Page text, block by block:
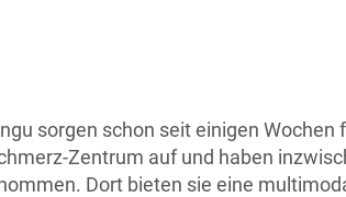
sorgen schon seit einigen
Zentrum auf und haben
Dort bieten sie eine